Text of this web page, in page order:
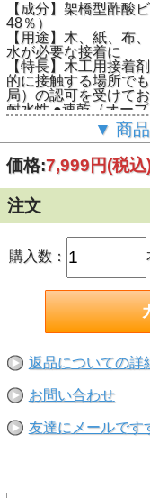
【成分】架橋型酢酸
48％）
【用途】木、紙、布
水が必要な接着に
【特長】木工用接着
的に接触する場所で
局）の認可を受けて
耐水性 ●速乾（オー
●耐久性●耐溶剤性●
【接着不可な場所】
水中や常時水のかか
▼ 商
価格:7,999円(税込
注文
購入数：
返品についての詳
お問い合わせ
友達にメールです